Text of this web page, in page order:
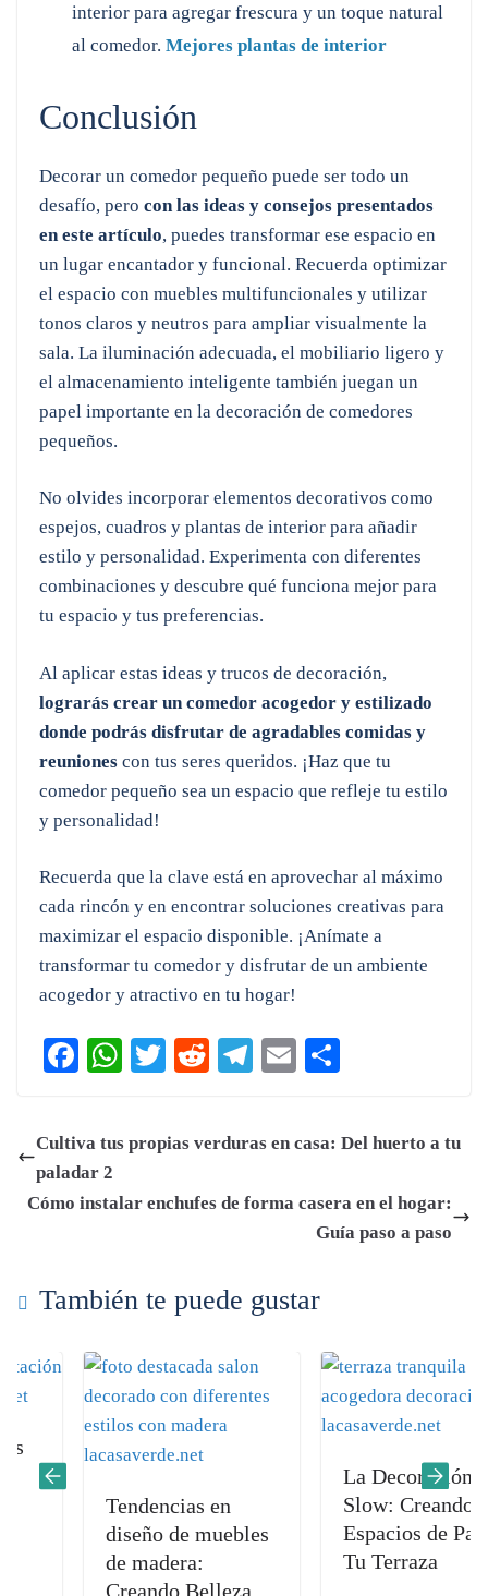
interior para agregar frescura y un toque natural
al comedor. Mejores plantas de interior
Conclusión
Decorar un comedor pequeño puede ser todo un
desafío, pero con las ideas y consejos presentados
en este artículo, puedes transformar ese espacio en
un lugar encantador y funcional. Recuerda optimizar
el espacio con muebles multifuncionales y utilizar
tonos claros y neutros para ampliar visualmente la
sala. La iluminación adecuada, el mobiliario ligero y
el almacenamiento inteligente también juegan un
papel importante en la decoración de comedores
pequeños.
No olvides incorporar elementos decorativos como
espejos, cuadros y plantas de interior para añadir
estilo y personalidad. Experimenta con diferentes
combinaciones y descubre qué funciona mejor para
tu espacio y tus preferencias.
Al aplicar estas ideas y trucos de decoración,
lograrás crear un comedor acogedor y estilizado
donde podrás disfrutar de agradables comidas y
reuniones con tus seres queridos. ¡Haz que tu
comedor pequeño sea un espacio que refleje tu estilo
y personalidad!
Recuerda que la clave está en aprovechar al máximo
cada rincón y en encontrar soluciones creativas para
maximizar el espacio disponible. ¡Anímate a
transformar tu comedor y disfrutar de un ambiente
acogedor y atractivo en tu hogar!
Fa
ok
W
A
pp
T
r
R
t
Te
a
m
E
pa
rti
r
Cultiva tus propias verduras en casa: Del huerto a tu
paladar 2
Cómo instalar enchufes de forma casera en el hogar:
Guía paso a paso
También te puede gustar
Tendencias en
diseño de muebles
de madera:
Creando Belleza
La Decoración
Slow: Creando
Espacios de Paz en
Tu Terraza